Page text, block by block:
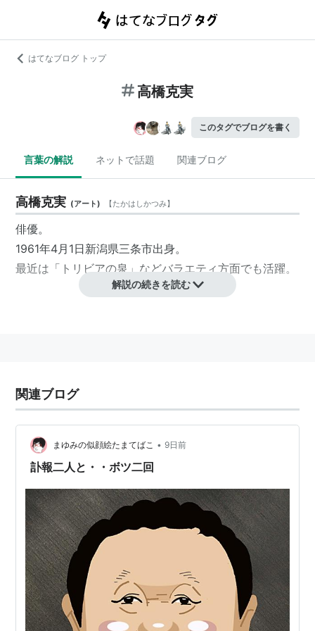
はてなブログ トップ
高橋克実
このタグでブログを書く
言葉の解説 ネットで話題 関連ブログ
高橋克実 (アート) 【たかはしかつみ】
俳優。
1961年4月1日新潟県三条市出身。
最近は「トリビアの泉」などバラエティ方面でも活躍。
2008年放送の「フルスイング」で連続ドラマ初主演。
「爆笑！レッドカーペット」では、今田耕治とともに司
会を務め、個性的なトークを
繰り広げている。
2011年、1月吉日に14歳年下の一般女性（35歳）と結
婚。
ドラマ
ショムニ（寺崎人事課長役）
フルスイング
解説の続きを読む
関連ブログ
まゆみの似顔絵たまてばこ • 9日前
訃報二人と・・ボツ二回